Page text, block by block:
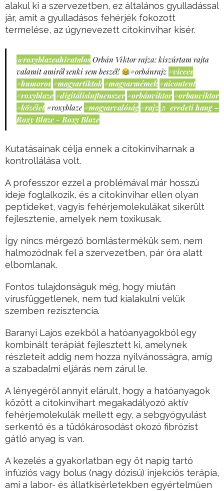
alakul ki a szervezetben, ez általános gyulladással
jár, amit a gyulladásos fehérjék fokozott
termelése, az úgynevezett citokinvihar kísér.
@roxyblazeahivatalos Orbán Viktor rajza: kiszúrtam rajta
valamit amiről senki sem beszél!
#orbánrajz #vicces
#humoros #magyartiktok #magyarmémek #aicontent
#roxyblaze #digitálisinfluenszer #orbánviktor #orbanviktor
#közélet #roxyblaze #magyarvalóság #rajz ♬ eredeti hang –
Roxy Blaze - Roxy Blaze
Kutatásainak célja ennek a citokinviharnak a
kontrollálása volt.
A professzor ezzel a problémával már hosszú
ideje foglalkozik, és a citokinvihar ellen olyan
peptideket, vagyis fehérjemolekulákat sikerült
fejlesztenie, amelyek nem toxikusak.
Így nincs mérgező bomlástermékük sem, nem
halmozódnak fel a szervezetben, pár óra alatt
elbomlanak.
Fontos tulajdonságuk még, hogy miután
vírusfüggetlenek, nem tud kialakulni velük
szemben rezisztencia.
Baranyi Lajos ezekből a hatóanyagokból egy
kombinált terápiát fejlesztett ki, amelynek
részleteit addig nem hozza nyilvánosságra, amíg
a szabadalmi eljárás nem zárul le.
A lényegéről annyit elárult, hogy a hatóanyagok
között a citokinvihart megakadályozó aktív
fehérjemolekulák mellett egy, a sebgyógyulást
serkentő és a tüdőkárosodást okozó fibrózist
gátló anyag is van.
A kezelés a gyakorlatban egy öt napig tartó
infúziós vagy bolus (nagy dózisú) injekciós terápia,
ami a labor- és állatkísérletekben egyértelműen